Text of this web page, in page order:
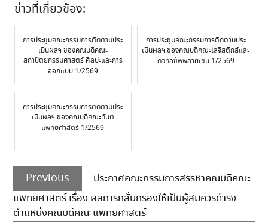
ข่าวที่เกี่ยวข้อง:
การประชุมคณะกรรมการติดตามประ
เมินผลฯ ของคณบดีคณะ
สถาปัตยกรรมศาสตร์ ศิลปะและการ
ออกแบบ 1/2569
การประชุมคณะกรรมการติดตามประ
เมินผลฯ ของคณบดีคณะโลจิสติกส์และ
ดิจิทัลซัพพลายเชน 1/2569
การประชุมคณะกรรมการติดตามประ
เมินผลฯ ของคณบดีคณะทันต
แพทยศาสตร์ 1/2569
Post
navigation
Previous
Previous
post:
ประกาศคณะกรรมการสรรหาคณบดีคณะ
แพทยศาสตร์ เรื่อง ผลการกลั่นกรองให้เป็นผู้สมควรดำรง
ตำแหน่งคณบดีคณะแพทยศาสตร์